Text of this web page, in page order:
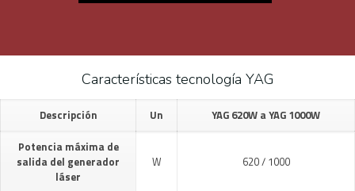
Características tecnología YAG
Descripción Un
YAG 620W a YAG 1000W
Potencia máxima de
salida del generador
láser
W 620 / 1000